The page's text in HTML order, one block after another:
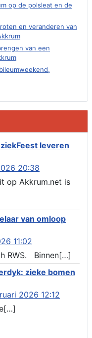
op de polsleat en de
en veranderen van
van een
gebruik openbare
nr 6 te Akkrum
gebruik openbare
nr 6 te Akkrum
van een woning
Akkrum
fietspad t.h.v
Akkrum
het -bouwwerken,
niet
bij het rijk te
van twee
nummer 6 Akkrum
gesloten
da Akkrum
999662 aanleggen
leveren
20:38
op Akkrum.net is
van omloop
11:02
RWS. Binnen[…]
zieke bomen
2026 12:12